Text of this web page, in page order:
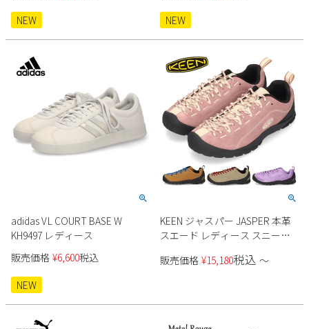
NEW
NEW
adidas VL COURT BASE W
KH9497 レディース
販売価格 ¥6,600税込
NEW
KEEN ジャスパー JASPER 本革
スエード レディース スニーカ
販売価格 ¥15,180税込 〜